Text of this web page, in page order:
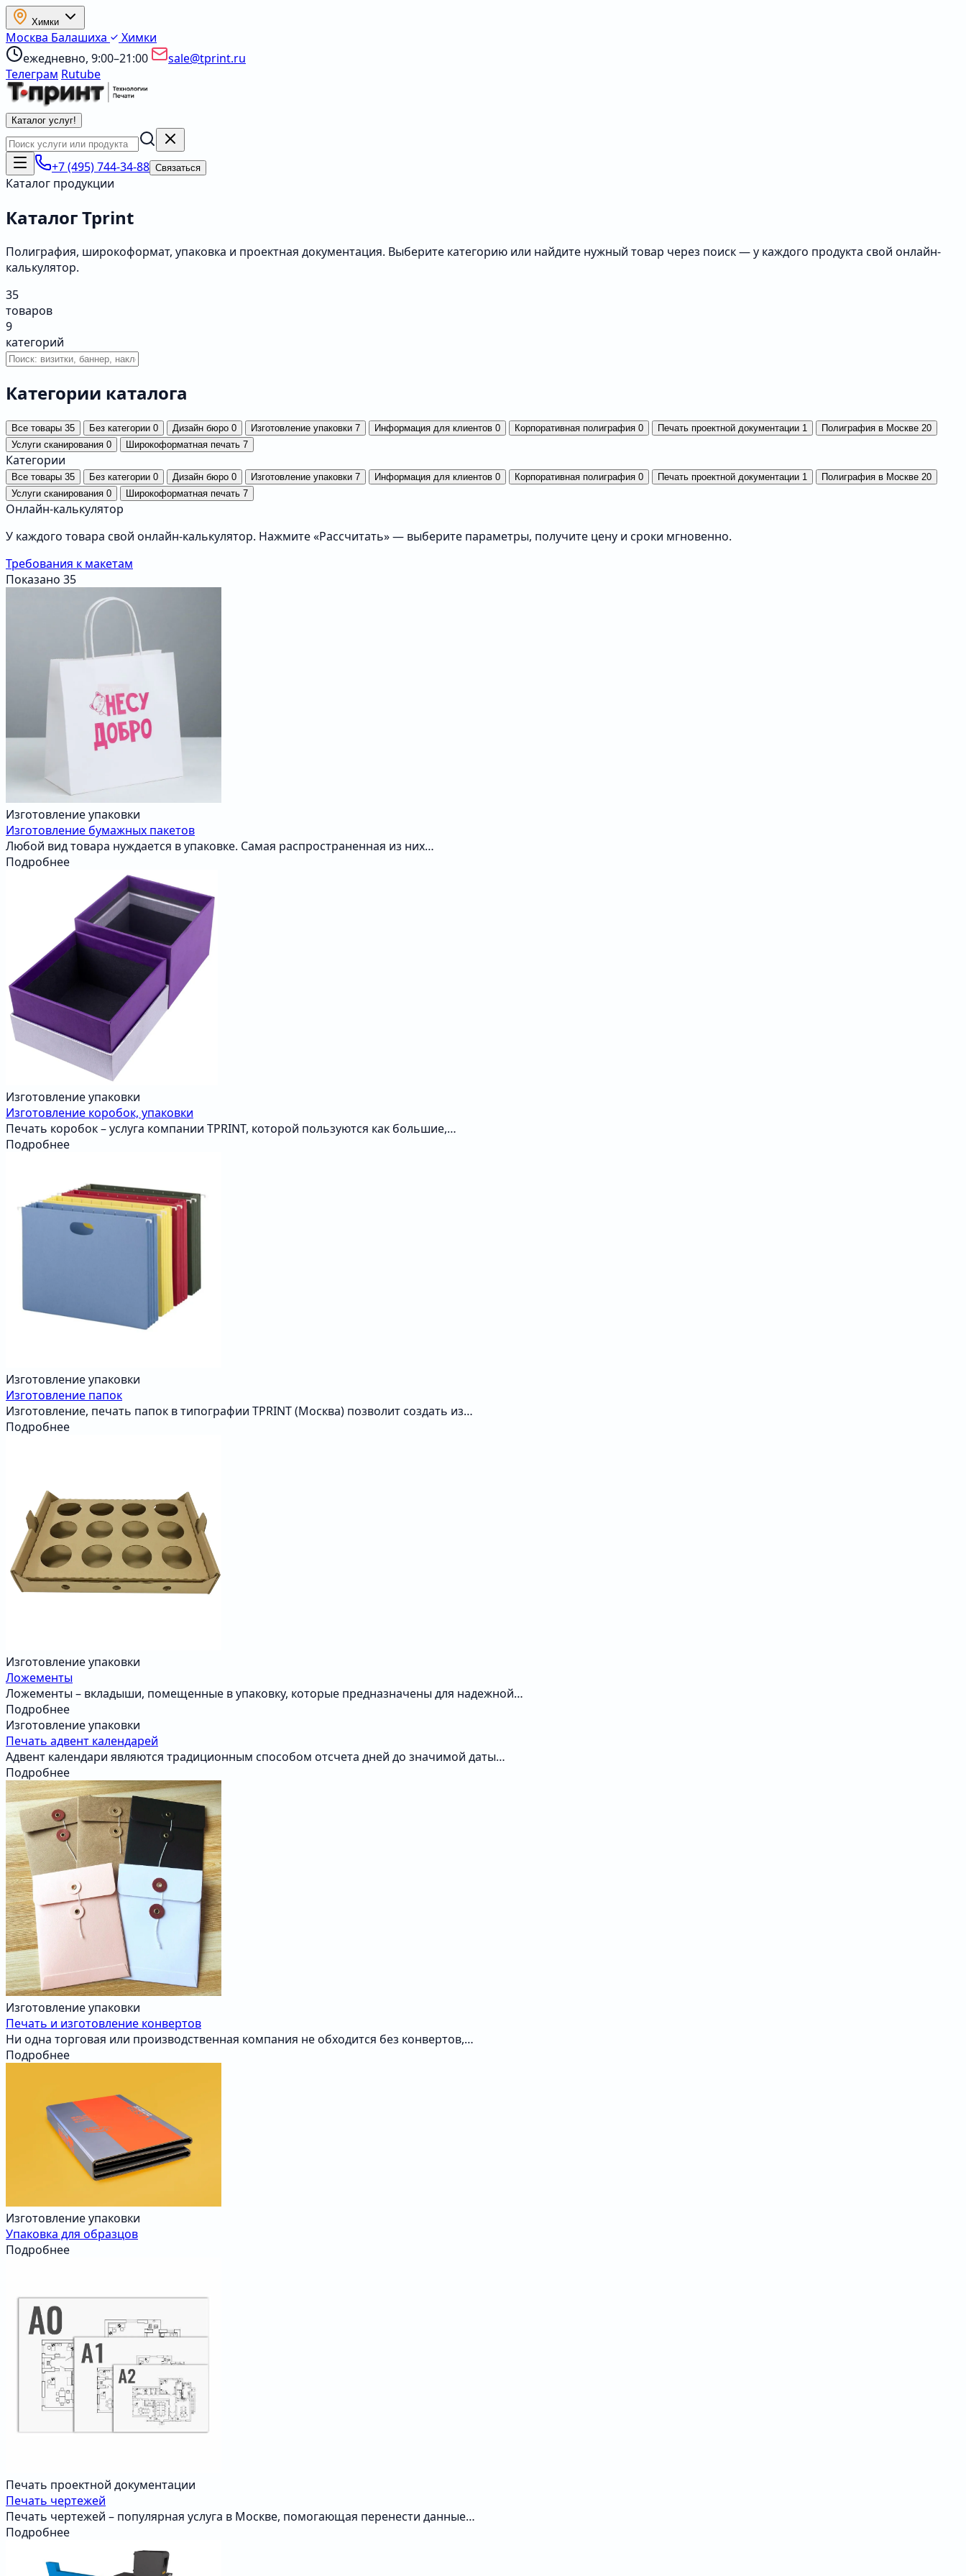
Химки
Москва Балашиха
Химки
ежедневно, 9:00–21:00
sale@tprint.ru
Телеграм Rutube
Каталог услуг!
+7 (495) 744-34-88 Связаться
Каталог продукции
Каталог Tprint
Полиграфия, широкоформат, упаковка и проектная документация. Выберите категорию или найдите нужный товар через поиск — у каждого продукта свой онлайн-
калькулятор.
35
товаров
9
категорий
Категории каталога
Все товары 35 Без категории 0 Дизайн бюро 0 Изготовление упаковки 7 Информация для клиентов 0 Корпоративная полиграфия 0 Печать проектной документации 1 Полиграфия в Москве 20
Услуги сканирования 0 Широкоформатная печать 7
Категории
Все товары 35 Без категории 0 Дизайн бюро 0 Изготовление упаковки 7 Информация для клиентов 0 Корпоративная полиграфия 0 Печать проектной документации 1 Полиграфия в Москве 20
Услуги сканирования 0 Широкоформатная печать 7
Онлайн-калькулятор
У каждого товара свой онлайн-калькулятор. Нажмите «Рассчитать» — выберите параметры, получите цену и сроки мгновенно.
Требования к макетам
Показано 35
Изготовление упаковки
Изготовление бумажных пакетов
Любой вид товара нуждается в упаковке. Самая распространенная из них…
Подробнее
Изготовление упаковки
Изготовление коробок, упаковки
Печать коробок – услуга компании TPRINT, которой пользуются как большие,…
Подробнее
Изготовление упаковки
Изготовление папок
Изготовление, печать папок в типографии TPRINT (Москва) позволит создать из…
Подробнее
Изготовление упаковки
Ложементы
Ложементы – вкладыши, помещенные в упаковку, которые предназначены для надежной…
Подробнее
Изготовление упаковки
Печать адвент календарей
Адвент календари являются традиционным способом отсчета дней до значимой даты…
Подробнее
Изготовление упаковки
Печать и изготовление конвертов
Ни одна торговая или производственная компания не обходится без конвертов,…
Подробнее
Изготовление упаковки
Упаковка для образцов
Подробнее
Печать проектной документации
Печать чертежей
Печать чертежей – популярная услуга в Москве, помогающая перенести данные…
Подробнее